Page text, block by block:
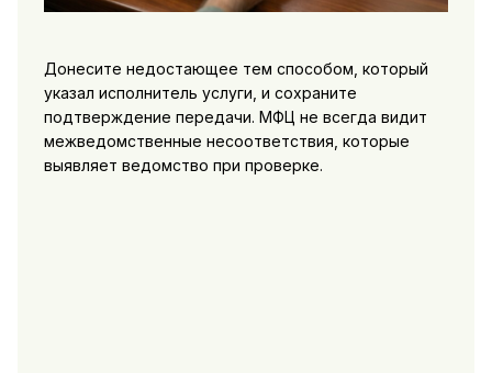
Донесите недостающее тем способом, который
указал исполнитель услуги, и сохраните
подтверждение передачи. МФЦ не всегда видит
межведомственные несоответствия, которые
выявляет ведомство при проверке.